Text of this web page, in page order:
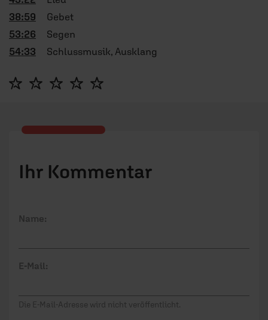
38:59 Gebet
53:26 Segen
54:33 Schlussmusik, Ausklang
Ihr Kommentar
Name:
E-Mail:
Die E-Mail-Adresse wird nicht veröffentlicht.